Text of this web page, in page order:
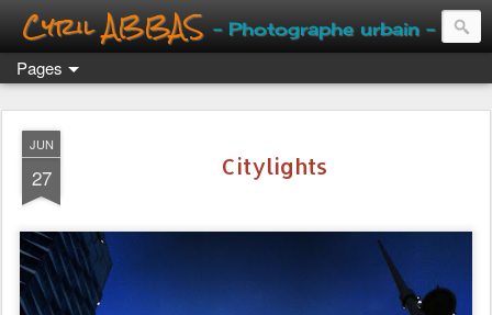
Cyril ABBAS - Photographe urbain -
Pages
JUN
27 Citylights